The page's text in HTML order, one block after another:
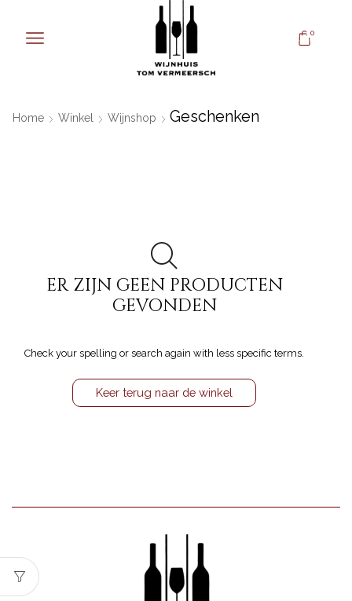
0
Home Winkel Wijnshop Geschenken
ER ZIJN GEEN PRODUCTEN
GEVONDEN
Check your spelling or search again with less specific terms.
Keer terug naar de winkel